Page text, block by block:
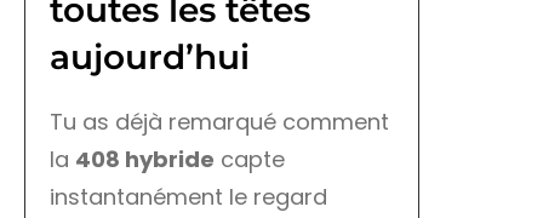
toutes les têtes
aujourd’hui
Tu as déjà remarqué comment
la 408 hybride capte
instantanément le regard